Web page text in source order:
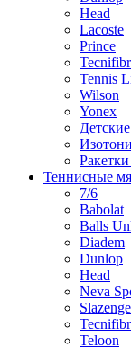
Head
Lacoste
Prince
Tennis
Wilson
Yonex
Теннисные
7/6
Babolat
Balls
Diadem
Dunlop
Head
Neva
Teloon